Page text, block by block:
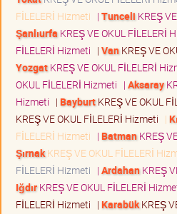
FİLELERİ Hizmeti | Tunceli KREŞ
Şanlıurfa KREŞ VE OKUL FİLELERİ
FİLELERİ Hizmeti | VanKREŞ VE
YozgatKREŞ VE OKUL FİLELERİ
OKUL FİLELERİ Hizmeti | Aksaray
Hizmeti | BayburtKREŞ VE OKUL
KREŞ VE OKUL FİLELERİ Hizmeti |
FİLELERİ Hizmeti | BatmanKREŞ
ŞırnakKREŞ VE OKUL FİLELERİ
FİLELERİ Hizmeti | ArdahanKREŞ
IğdırKREŞ VE OKUL FİLELERİ
FİLELERİ Hizmeti | KarabükKREŞ